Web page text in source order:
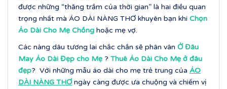
được những “thăng trầm của thời gian” là hai điều quan
trọng nhất mà ÁO DÀI NÀNG THƠ khuyên bạn khi Chọn
Áo Dài Cho Mẹ Chồng hoặc mẹ vợ.
Các nàng dâu tương lai chắc chắn sẽ phân vân Ở Đâu
May Áo Dài Đẹp cho Mẹ ? Thuê Áo Dài Cho Mẹ ở đâu
đẹp? Với những mẫu áo dài cho mẹ trẻ trung của ÁO
DÀI NÀNG THƠngày càng được ưa chuộng và chiếm vị